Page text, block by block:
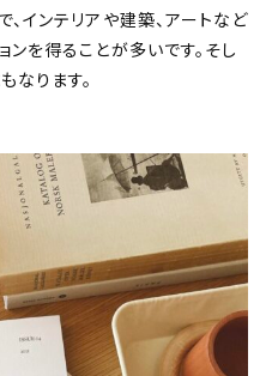
インテリアや建築、アートなど
を得ることが多いです。そし
なります。